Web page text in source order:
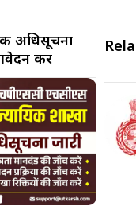
अधिसूचना
करें